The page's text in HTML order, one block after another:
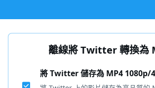
離線將 Twitter 轉換為
將 Twitter 儲存為 MP4 1080p/